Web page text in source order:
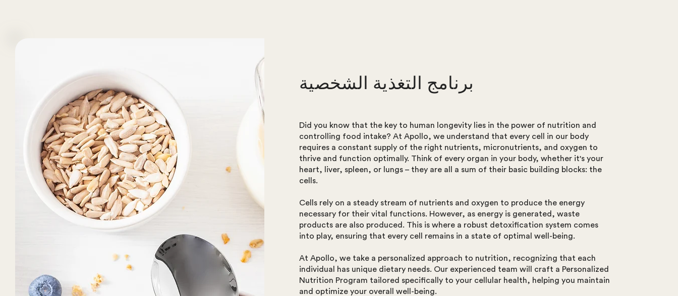
برنامج التغذية الشخصية
Did you know that the key to human longevity lies in the power of nutrition and
controlling food intake? At Apollo, we understand that every cell in our body
requires a constant supply of the right nutrients, micronutrients, and oxygen to
thrive and function optimally. Think of every organ in your body, whether it's your
heart, liver, spleen, or lungs – they are all a sum of their basic building blocks: the
cells.
Cells rely on a steady stream of nutrients and oxygen to produce the energy
necessary for their vital functions. However, as energy is generated, waste
products are also produced. This is where a robust detoxification system comes
into play, ensuring that every cell remains in a state of optimal well-being.
At Apollo, we take a personalized approach to nutrition, recognizing that each
individual has unique dietary needs. Our experienced team will craft a Personalized
Nutrition Program tailored specifically to your cellular health, helping you maintain
and optimize your overall well-being.